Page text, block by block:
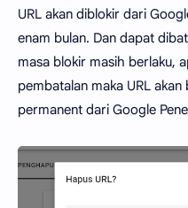
URL akan diblokir dari
enam bulan. Dan dapat
masa blokir masih berlaku,
pembatalan maka URL
permanent dari Google